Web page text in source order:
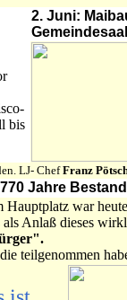
bis
2. Juni:
LJ- ChefFranz
Jahre Bestand
war
Anlaß dieses
teilgenommen